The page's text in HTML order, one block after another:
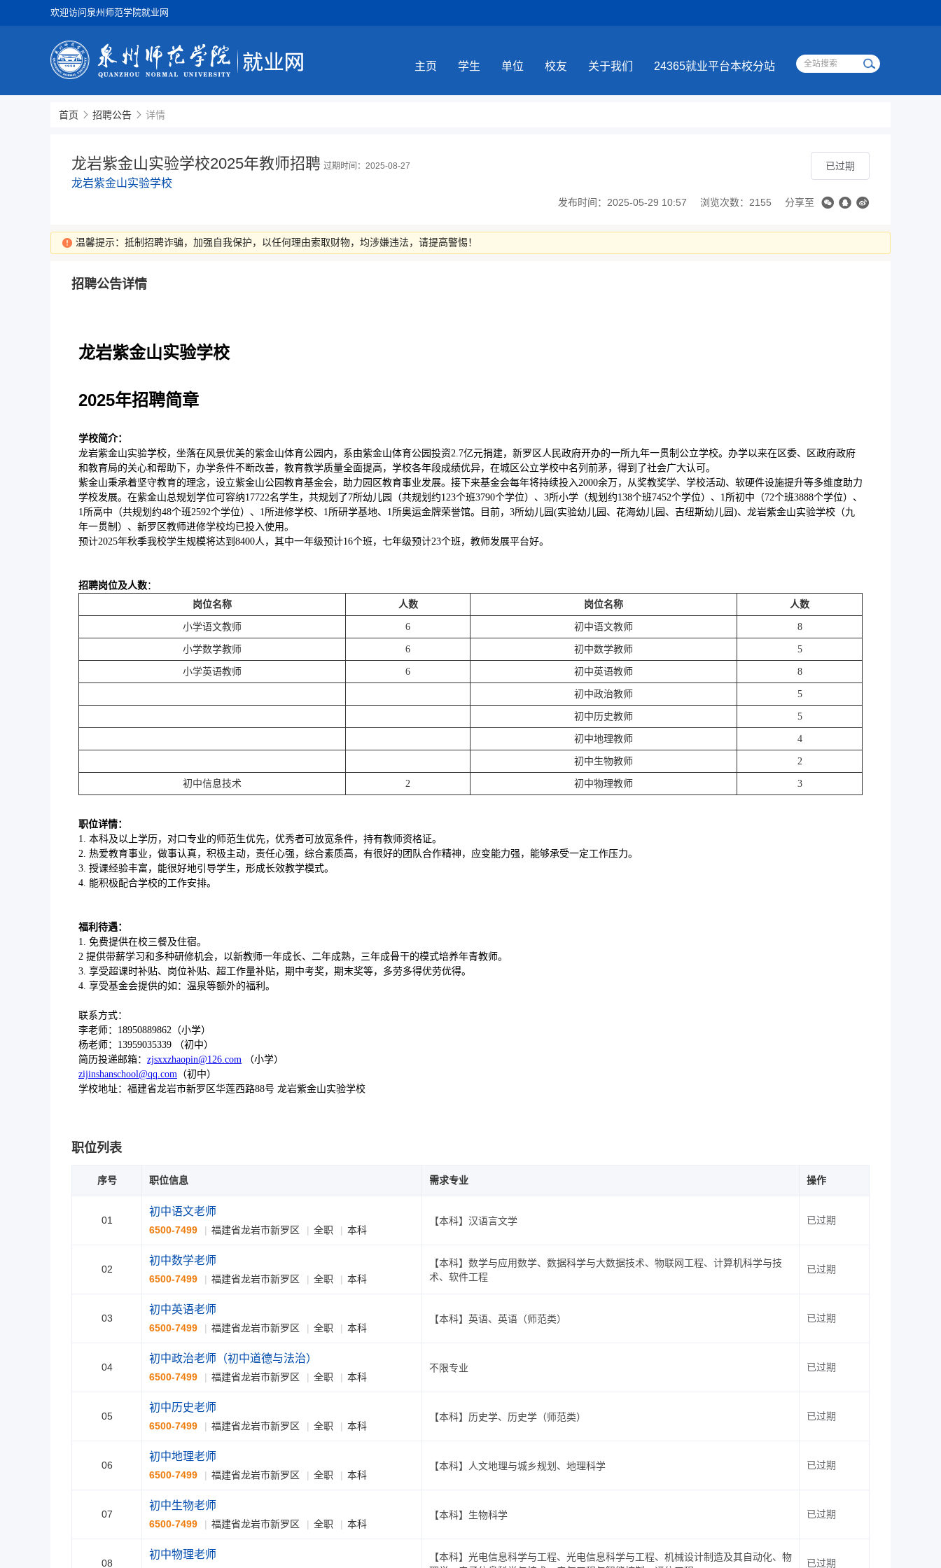
欢迎访问泉州师范学院就业网
主页 学生 单位 校友 关于我们 24365就业平台本校分站
首页 招聘公告 详情
龙岩紫金山实验学校2025年教师招聘
龙岩紫金山实验学校
过期时间：2025-08-27 已过期
发布时间：2025-05-29 10:57 浏览次数：2155 分享至
温馨提示：抵制招聘诈骗，加强自我保护，以任何理由索取财物，均涉嫌违法，请提高警惕！
招聘公告详情
龙岩紫金山实验学校
2025年招聘简章
学校简介：
龙岩紫金山实验学校，坐落在风景优美的紫金山体育公园内，系由紫金山体育公园投资2.7亿元捐建，新罗区人民政府开办的一所九年一贯制公立学校。办学以来在区委、区政府政府
和教育局的关心和帮助下，办学条件不断改善，教育教学质量全面提高，学校各年段成绩优异，在城区公立学校中名列前茅，得到了社会广大认可。
紫金山秉承着坚守教育的理念，设立紫金山公园教育基金会，助力园区教育事业发展。接下来基金会每年将持续投入2000余万，从奖教奖学、学校活动、软硬件设施提升等多维度助力
学校发展。在紫金山总规划学位可容纳17722名学生，共规划了7所幼儿园（共规划约123个班3790个学位）、3所小学（规划约138个班7452个学位）、1所初中（72个班3888个学位）、
1所高中（共规划约48个班2592个学位）、1所进修学校、1所研学基地、1所奥运金牌荣誉馆。目前，3所幼儿园(实验幼儿园、花海幼儿园、吉纽斯幼儿园)、龙岩紫金山实验学校（九
年一贯制）、新罗区教师进修学校均已投入使用。
预计2025年秋季我校学生规模将达到8400人，其中一年级预计16个班，七年级预计23个班，教师发展平台好。
招聘岗位及人数：
岗位名称
人数 岗位名称 人数
小学语文教师 6 初中语文教师 8
小学数学教师 6 初中数学教师 5
小学英语教师 6 初中英语教师 8
初中政治教师 5
初中历史教师 5
初中地理教师 4
初中生物教师 2
初中信息技术 2 初中物理教师 3
职位详情：
1. 本科及以上学历，对口专业的师范生优先，优秀者可放宽条件，持有教师资格证。
2. 热爱教育事业，做事认真，积极主动，责任心强，综合素质高，有很好的团队合作精神，应变能力强，能够承受一定工作压力。
3. 授课经验丰富，能很好地引导学生，形成长效教学模式。
4. 能积极配合学校的工作安排。
福利待遇：
1. 免费提供在校三餐及住宿。
2 提供带薪学习和多种研修机会，以新教师一年成长、二年成熟，三年成骨干的模式培养年青教师。
3. 享受超课时补贴、岗位补贴、超工作量补贴，期中考奖，期末奖等，多劳多得优劳优得。
4. 享受基金会提供的如：温泉等额外的福利。
联系方式：
李老师：18950889862（小学）
杨老师：13959035339 （初中）
简历投递邮箱： zjsxxzhaopin@126.com （小学）
zijinshanschool@qq.com （初中）
学校地址：福建省龙岩市新罗区华莲西路88号 龙岩紫金山实验学校
职位列表
序号 职位信息 需求专业 操作
01
初中语文老师
6500-7499 福建省龙岩市新罗区 全职 本科
【本科】汉语言文学 已过期
02
初中数学老师
6500-7499 福建省龙岩市新罗区 全职 本科
【本科】数学与应用数学、数据科学与大数据技术、物联网工程、计算机科学与技
术、软件工程
已过期
03
初中英语老师
6500-7499 福建省龙岩市新罗区 全职 本科
【本科】英语、英语（师范类） 已过期
04
初中政治老师（初中道德与法治）
6500-7499 福建省龙岩市新罗区 全职 本科
不限专业 已过期
05
初中历史老师
6500-7499 福建省龙岩市新罗区 全职 本科
【本科】历史学、历史学（师范类） 已过期
06
初中地理老师
6500-7499 福建省龙岩市新罗区 全职 本科
【本科】人文地理与城乡规划、地理科学 已过期
07
初中生物老师
6500-7499 福建省龙岩市新罗区 全职 本科
【本科】生物科学 已过期
08
初中物理老师
【本科】光电信息科学与工程、光电信息科学与工程、机械设计制造及其自动化、物
已过期